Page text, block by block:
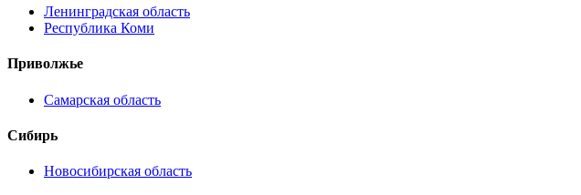
Ленинградская область
Республика Коми
Приволжье
Самарская область
Сибирь
Новосибирская область